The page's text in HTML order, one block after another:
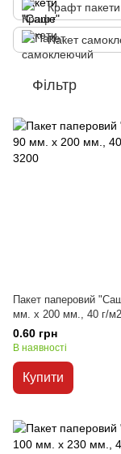
Крафт пакети
Пакет
Фільтр
Пакет паперовий
мм. х 200 мм., 40 г/
0.60 грн
В наявності
Купити